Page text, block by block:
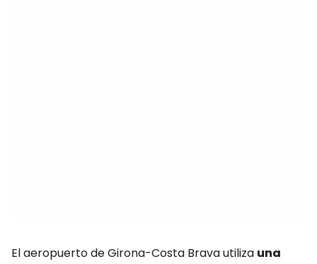
El aeropuerto de Girona-Costa Brava utiliza una